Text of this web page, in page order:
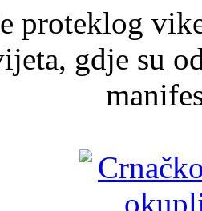
proteklog
gdje su